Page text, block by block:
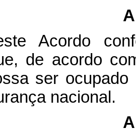
Acordo
de acordo
ser
nacional.